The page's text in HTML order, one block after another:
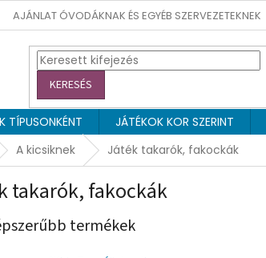
AJÁNLAT ÓVODÁKNAK ÉS EGYÉB SZERVEZETEKNEK
KERESÉS
TÍPUSONKÉNT JÁTÉKOK KOR SZERINT
A kicsiknek Játék takarók, fakockák
takarók, fakockák
termékek